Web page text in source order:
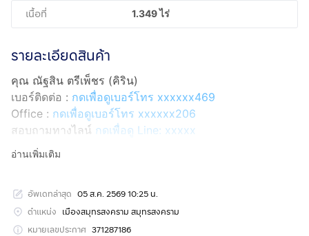
เนื้อที่ 1.349 ไร่
รายละเอียดสินค้า
คุณ ณัฐสิน ตรีเพ็ชร (คิริน)
เบอร์ติดต่อ : กดเพื่อดูเบอร์โทร xxxxxx469
Office : กดเพื่อดูเบอร์โทร xxxxxx206
สอบถามทางไลน์ กดเพื่อดู Line: xxxxx
Line ID: @interhome
ขนาด 1 ไร่349 ตร.ว.
ที่ตั้ง : ที่ดินถมแล้ว ใกล้ตลาดน้ำท่าคา สมุทรสงคราม
อ่านเพิ่มเติม
อัพเดทล่าสุด 05 ส.ค. 2569 10:25 น.
ตำแหน่ง เมืองสมุทรสงคราม สมุทรสงคราม
หมายเลขประกาศ 371287186